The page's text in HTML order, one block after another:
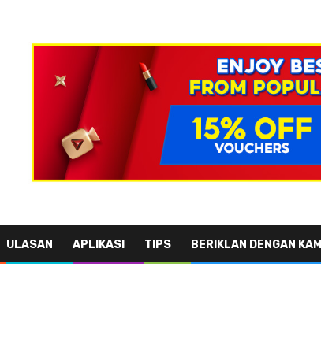
ULASAN APLIKASI TIPS BERIKLAN DENGAN KAMI